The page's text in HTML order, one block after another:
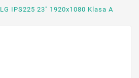
LG IPS225 23" 1920x1080 Klasa A